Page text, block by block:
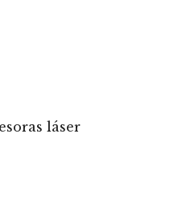
láser